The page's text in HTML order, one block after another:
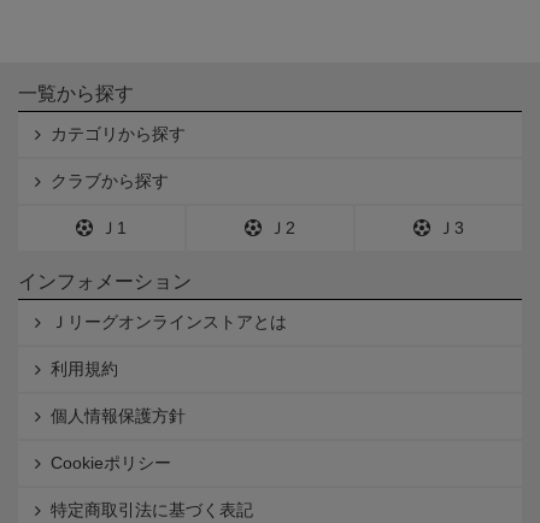
一覧から探す
カテゴリから探す
クラブから探す
Ｊ1 Ｊ2 Ｊ3
インフォメーション
Ｊリーグオンラインストアとは
利用規約
個人情報保護方針
Cookieポリシー
特定商取引法に基づく表記